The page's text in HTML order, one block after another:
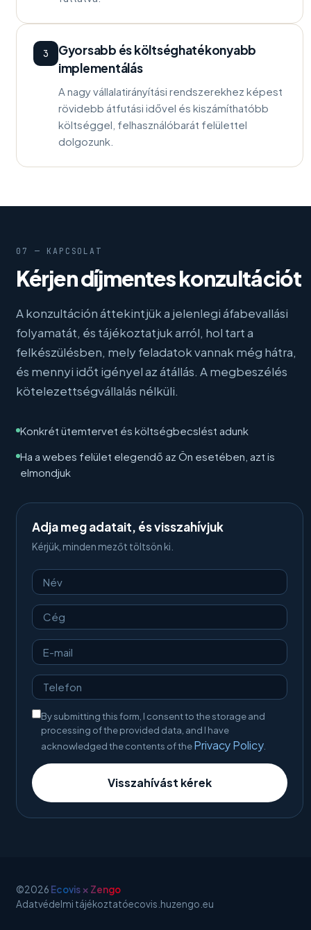
3
Gyorsabb és költséghatékonyabb
implementálás
A nagy vállalatirányítási rendszerekhez képest
rövidebb átfutási idővel és kiszámíthatóbb
költséggel, felhasználóbarát felülettel
dolgozunk.
07 — KAPCSOLAT
Kérjen díjmentes konzultációt
A konzultáción áttekintjük a jelenlegi áfabevallási
folyamatát, és tájékoztatjuk arról, hol tart a
felkészülésben, mely feladatok vannak még hátra,
és mennyi időt igényel az átállás. A megbeszélés
kötelezettségvállalás nélküli.
Konkrét ütemtervet és költségbecslést adunk
Ha a webes felület elegendő az Ön esetében, azt is
elmondjuk
Adja meg adatait, és visszahívjuk
Kérjük, minden mezőt töltsön ki.
By submitting this form, I consent to the storage and
processing of the provided data, and I have
acknowledged the contents of thePrivacy Policy.
Visszahívást kérek
©2026 Ecovis × Zengo
Adatvédelmi tájékoztatóecovis.huzengo.eu